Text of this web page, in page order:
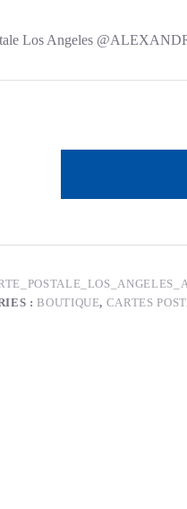
Los Angeles
:BOUTIQUE, CARTES